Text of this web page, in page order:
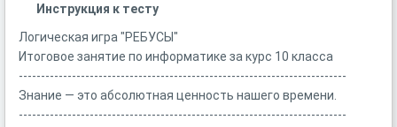
Инструкция к тесту
Логическая игра "РЕБУСЫ"
Итоговое занятие по информатике за курс 10 класса
--------------------------------------------------------------------------
Знание — это абсолютная ценность нашего времени.
--------------------------------------------------------------------------